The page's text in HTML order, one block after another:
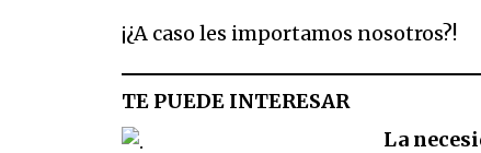
¡¿A caso les importamos nosotros?!
TE PUEDE INTERESAR
La